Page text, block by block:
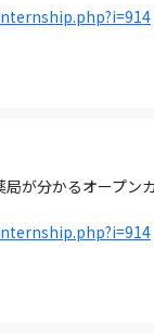
が分かるオープ